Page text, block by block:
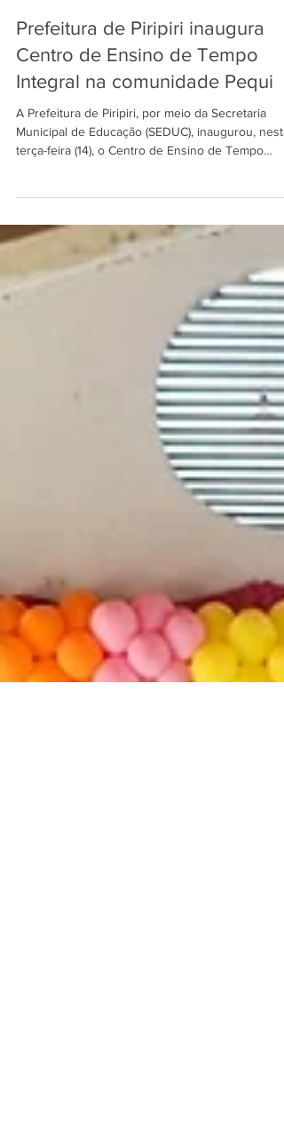
Pref. de Piripiri
16 de jul.
2 min de leitura
Prefeitura de Piripiri inaugura
Centro de Ensino de Tempo
Integral na comunidade Pequi
terça-feira (14), o Centro de Ensino de Tempo
Integral (CETI) Hermínio Antônio da Silva, na
comunidade Pequi. Durante a solenidade, também
foi entregue um playground escolar, ampliando os
espaços de lazer e convivência para os
estudantes. A entrega integra a programação
comemorativa pelos 116 anos de emancipação
política de Piripiri e representa mais um
investimento da gestão muni